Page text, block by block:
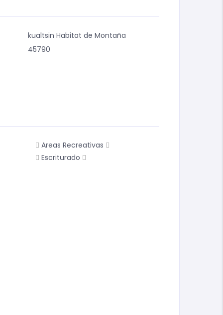
kualtsin Habitat de Montaña
45790
Areas Recreativas
Escriturado